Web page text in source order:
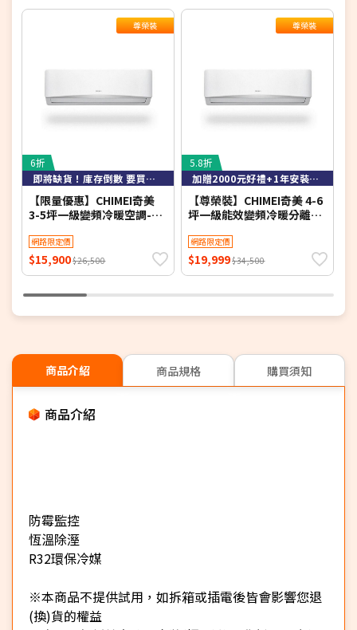
尊榮裝
6折
即將缺貨！庫存倒數 要買要快！
【限量優惠】CHIMEI奇美
3-5坪一級變頻冷暖空調-星
S29HG1 【含基本安裝+舊
機回收】【加贈2000元好禮
+1年安裝保固】
網路限定價
$15,900$26,500
尊榮裝
5.8折
加贈2000元好禮+1年安裝保固
【尊榮裝】CHIMEI奇美 4-6
坪一級能效變頻冷暖分離式
S37HG1-1/RC-
S37HG1【含基本安裝+舊機
回收】【加贈2000元好禮
網路限定價
$19,999$34,500
商品介紹 商品規格 購買須知
商品介紹
防霉監控
恆溫除溼
R32環保冷媒
※本商品不提供試用，如拆箱或插電後皆會影響您退
(換)貨的權益